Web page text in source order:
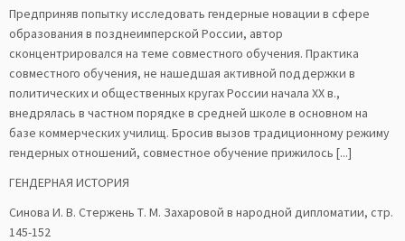
Предприняв попытку исследовать гендерные новации в сфере
образования в позднеимперской России, автор
сконцентрировался на теме совместного обучения. Практика
совместного обучения, не нашедшая активной поддержки в
политических и общественных кругах России начала ХХ в.,
внедрялась в частном порядке в средней школе в основном на
базе коммерческих училищ. Бросив вызов традиционному режиму
гендерных отношений, совместное обучение прижилось [...]
ГЕНДЕРНАЯ ИСТОРИЯ
Синова И. В. Стержень Т. М. Захаровой в народной дипломатии, стр.
145-152